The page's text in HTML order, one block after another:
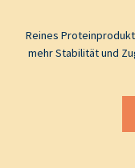
Reines
mehr Stabilität und